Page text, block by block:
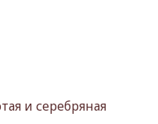
и серебряная